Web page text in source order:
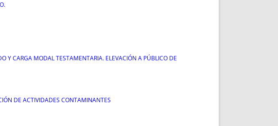
Y CARGA MODAL TESTAMENTARIA. ELEVACIÓN A PÚBLICO DE
DE ACTIVIDADES CONTAMINANTES